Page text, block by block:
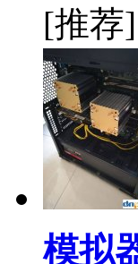
[推荐]
模拟